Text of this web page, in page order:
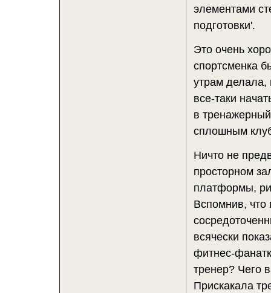
элементами
подготовки'.
Это очень
спортсменка
утрам делала,
все-таки
в
сплошным
Ничто не
просторном
платформы,
Вспомнив, что
всячески
фитнес-
тренер? Чего
Прискакала